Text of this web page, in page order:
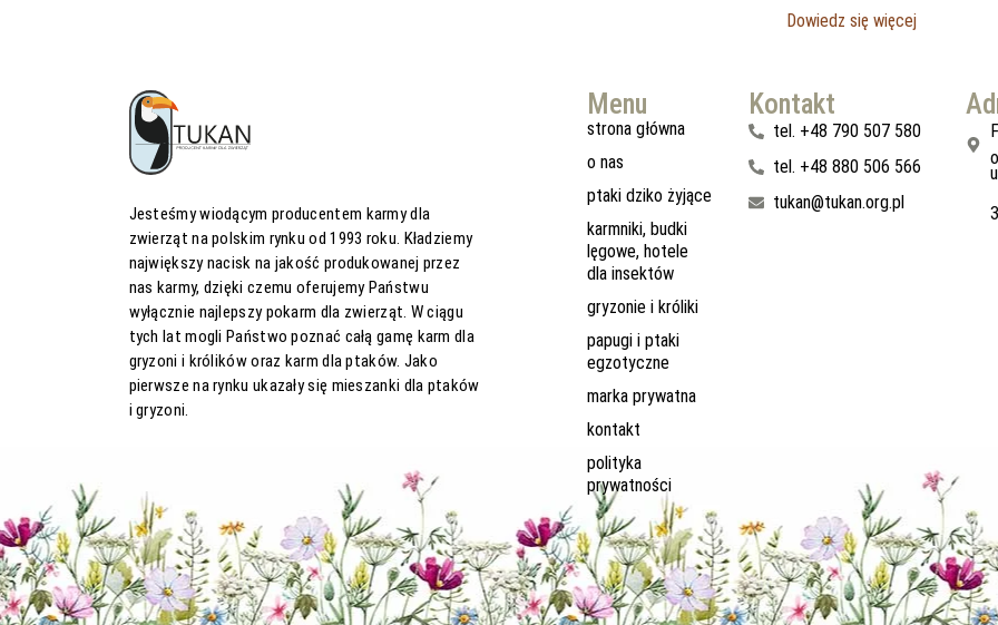
Dowiedz się więcej
Jesteśmy wiodącym producentem karmy dla
zwierząt na polskim rynku od 1993 roku. Kładziemy
największy nacisk na jakość produkowanej przez
nas karmy, dzięki czemu oferujemy Państwu
wyłącznie najlepszy pokarm dla zwierząt. W ciągu
tych lat mogli Państwo poznać całą gamę karm dla
gryzoni i królików oraz karm dla ptaków. Jako
pierwsze na rynku ukazały się mieszanki dla ptaków
i gryzoni.
Menu
strona główna
o nas
ptaki dziko żyjące
karmniki, budki
lęgowe, hotele
dla insektów
gryzonie i króliki
papugi i ptaki
egzotyczne
marka prywatna
kontakt
polityka
prywatności
Kontakt
tel. +48 790 507 580
tel. +48 880 506 566
tukan@tukan.org.pl